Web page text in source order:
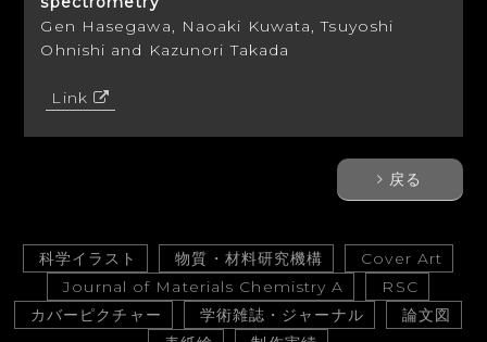
Gen Hasegawa, Naoaki Kuwata, Tsuyoshi
Ohnishi and Kazunori Takada
Link
戻る
科学イラスト 物質・材料研究機構
Cover Art
Journal of Materials Chemistry A
RSC
カバーピクチャー
学術雑誌・ジャーナル
論文図